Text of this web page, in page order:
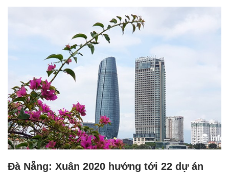
Đà Nẵng: Xuân 2020 hướng tới 22 dự án